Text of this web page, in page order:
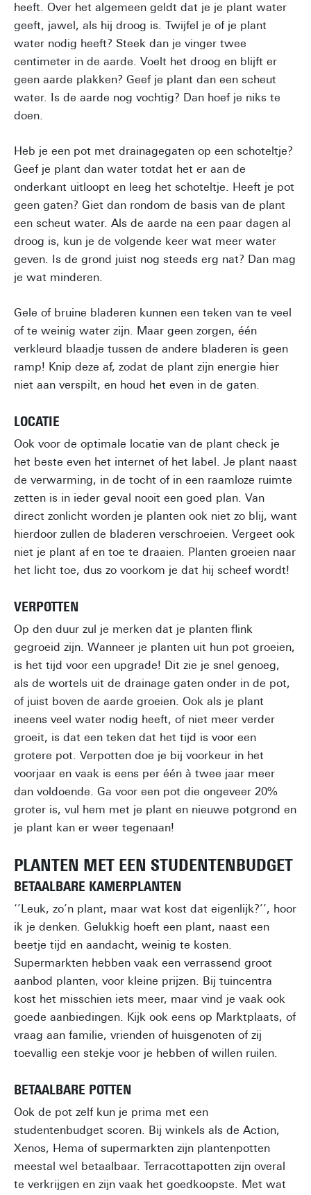
heeft. Over het algemeen geldt dat je je plant water
geeft, jawel, als hij droog is. Twijfel je of je plant
water nodig heeft? Steek dan je vinger twee
centimeter in de aarde. Voelt het droog en blijft er
geen aarde plakken? Geef je plant dan een scheut
water. Is de aarde nog vochtig? Dan hoef je niks te
doen.
Heb je een pot met drainagegaten op een schoteltje?
Geef je plant dan water totdat het er aan de
onderkant uitloopt en leeg het schoteltje. Heeft je pot
geen gaten? Giet dan rondom de basis van de plant
een scheut water. Als de aarde na een paar dagen al
droog is, kun je de volgende keer wat meer water
geven. Is de grond juist nog steeds erg nat? Dan mag
je wat minderen.
Gele of bruine bladeren kunnen een teken van te veel
of te weinig water zijn. Maar geen zorgen, één
verkleurd blaadje tussen de andere bladeren is geen
ramp! Knip deze af, zodat de plant zijn energie hier
niet aan verspilt, en houd het even in de gaten.
LOCATIE
Ook voor de optimale locatie van de plant check je
het beste even het internet of het label. Je plant naast
de verwarming, in de tocht of in een raamloze ruimte
zetten is in ieder geval nooit een goed plan. Van
direct zonlicht worden je planten ook niet zo blij, want
hierdoor zullen de bladeren verschroeien. Vergeet ook
niet je plant af en toe te draaien. Planten groeien naar
het licht toe, dus zo voorkom je dat hij scheef wordt!
VERPOTTEN
Op den duur zul je merken dat je planten flink
gegroeid zijn. Wanneer je planten uit hun pot groeien,
is het tijd voor een upgrade! Dit zie je snel genoeg,
als de wortels uit de drainage gaten onder in de pot,
of juist boven de aarde groeien. Ook als je plant
ineens veel water nodig heeft, of niet meer verder
groeit, is dat een teken dat het tijd is voor een
grotere pot. Verpotten doe je bij voorkeur in het
voorjaar en vaak is eens per één à twee jaar meer
dan voldoende. Ga voor een pot die ongeveer 20%
groter is, vul hem met je plant en nieuwe potgrond en
je plant kan er weer tegenaan!
PLANTEN MET EEN STUDENTENBUDGET
BETAALBARE KAMERPLANTEN
‘’Leuk, zo’n plant, maar wat kost dat eigenlijk?’’, hoor
ik je denken. Gelukkig hoeft een plant, naast een
beetje tijd en aandacht, weinig te kosten.
Supermarkten hebben vaak een verrassend groot
aanbod planten, voor kleine prijzen. Bij tuincentra
kost het misschien iets meer, maar vind je vaak ook
goede aanbiedingen. Kijk ook eens op Marktplaats, of
vraag aan familie, vrienden of huisgenoten of zij
toevallig een stekje voor je hebben of willen ruilen.
BETAALBARE POTTEN
Ook de pot zelf kun je prima met een
studentenbudget scoren. Bij winkels als de Action,
Xenos, Hema of supermarkten zijn plantenpotten
meestal wel betaalbaar. Terracottapotten zijn overal
te verkrijgen en zijn vaak het goedkoopste. Met wat